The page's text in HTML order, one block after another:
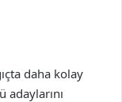
daha kolay